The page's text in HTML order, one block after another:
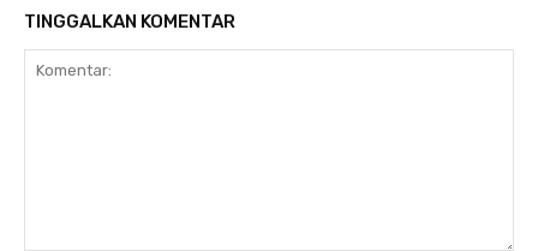
TINGGALKAN KOMENTAR